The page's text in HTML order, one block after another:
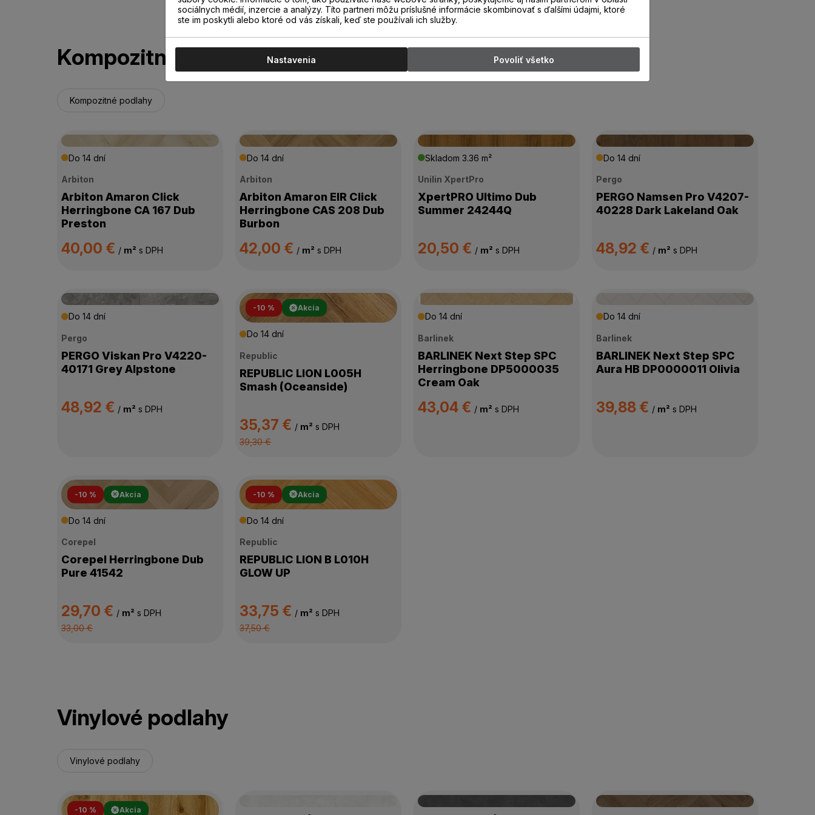
Kompozitné podlahy
Kompozitné podlahy
Do 14 dní
Arbiton
Arbiton Amaron Click
Herringbone CA 167 Dub
Preston
40,00 € / m² s DPH
Do 14 dní
Arbiton
Arbiton Amaron EIR Click
Herringbone CAS 208 Dub
Burbon
42,00 € / m² s DPH
Skladom 3.36 m²
Unilin XpertPro
XpertPRO Ultimo Dub
Summer 24244Q
20,50 € / m² s DPH
Do 14 dní
Pergo
PERGO Namsen Pro V4207-
40228 Dark Lakeland Oak
48,92 € / m² s DPH
Do 14 dní
Pergo
PERGO Viskan Pro V4220-
40171 Grey Alpstone
48,92 € / m² s DPH
-10 % Akcia
Do 14 dní
Republic
REPUBLIC LION L005H
Smash (Oceanside)
35,37 € / m² s DPH
39,30 €
Do 14 dní
Barlinek
BARLINEK Next Step SPC
Herringbone DP5000035
Cream Oak
43,04 € / m² s DPH
Do 14 dní
Barlinek
BARLINEK Next Step SPC
Aura HB DP0000011 Olivia
39,88 € / m² s DPH
-10 % Akcia
Do 14 dní
Corepel
Corepel Herringbone Dub
Pure 41542
29,70 € / m² s DPH
33,00 €
-10 % Akcia
Do 14 dní
Republic
REPUBLIC LION B L010H
GLOW UP
33,75 € / m² s DPH
37,50 €
Vinylové podlahy
Vinylové podlahy
-10 % Akcia
sociálnych médií, inzercie a analýzy. Títo partneri môžu príslušné informácie skombinovať s ďalšími údajmi, ktoré
ste im poskytli alebo ktoré od vás získali, keď ste používali ich služby.
Nastavenia Povoliť všetko